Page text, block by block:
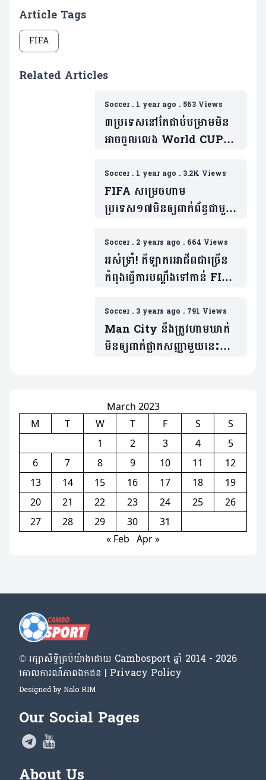
Article Tags
FIFA
Related Articles
Soccer. 1 year ago . 563 Views
៣ប្រទេសនៅតែជាប់បម្រាមមិន
អាចចូលលេង World CUP
Soccer. 1 year ago . 3.2K Views
FIFA សម្រេចហាម
ប្រទេស១៧មិនឲ្យពាក់ព័ន្ធជាមួយ
Soccer. 2 years ago . 664 Views
អស់ទ្រាំ! កីឡាករអាជីពជាច្រើន
កំពុងធ្វើការបណ្តឹងទៅកាន់ FIFA
Soccer. 3 years ago . 791 Views
Man City នឹងត្រូវហាមឃាត់
មិនឲ្យពាក់ផ្លាកសញ្ញាមួយនេះ
March 2023
M
T W T F S
S
1
2 3 4
5
6
7 8 9 10 11
12
13
14 15 16 17 18
19
20
21 22 23 24 25
26
27
28 29 30
31
« Feb Apr »
© រក្សា​សិទ្ធិ​គ្រប់​យ៉ាង​ដោយ​ Cambosport ឆ្នាំ 2014 - 2026
គោលការណ៍​ភាព​ឯកជន | Privacy Policy
Designed by Nalo RIM
Our Social Pages